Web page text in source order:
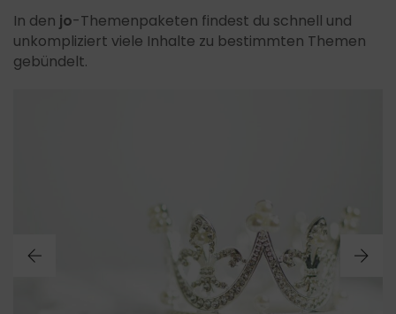
In den jo-Themenpaketen findest du schnell und
unkompliziert viele Inhalte zu bestimmten Themen
gebündelt.